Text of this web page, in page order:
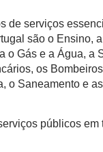
de serviços
são o Ensino,
o Gás e a Água, a
os
o Saneamento e
públicos em